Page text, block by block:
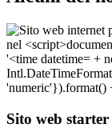
Sito web starter